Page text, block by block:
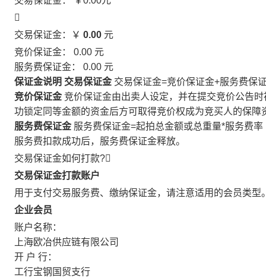

交易保证金：￥ 0.00 元
竞价保证金： 0.00 元
服务费保证金： 0.00 元
保证金说明 交易保证金 交易保证金=竞价保证金+服务费保
竞价保证金 竞价保证金由出卖人设定，并在提交竞价公告
功锁定同等金额的资金后方可取得竞价权成为竞买人的保障
服务费保证金 服务费保证金=起拍总金额或总重量*服务费率
服务费扣款成功后，服务费保证金释放。
交易保证金如何打款?
交易保证金打款账户
用于支付交易服务费、缴纳保证金，请注意适用的会员类型
企业会员
账户名称：
上海欧冶供应链有限公司
开 户 行：
工行宝钢国贸支行